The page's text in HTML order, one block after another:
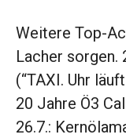
Weitere Top-
Lacher sorgen.
(“TAXI. Uhr
20 Jahre Ö3
26.7.: